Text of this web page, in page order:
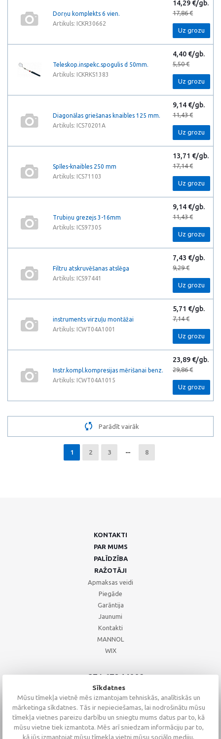
Dorņu komplekts 6 vien.
Artikuls: ICKR30662
14,29 €/gb.
17,86 €
Uz grozu
Teleskop.inspekc.spogulis d 50mm.
Artikuls: ICKRKS1383
4,40 €/gb.
5,50 €
Uz grozu
Diagonālas griešanas knaibles 125 mm.
Artikuls: ICS70201A
9,14 €/gb.
11,43 €
Uz grozu
Spīles-knaibles 250 mm
Artikuls: ICS71103
13,71 €/gb.
17,14 €
Uz grozu
Trubiņu grezejs 3-16mm
Artikuls: ICS97305
9,14 €/gb.
11,43 €
Uz grozu
Filtru atskruvēšanas atslēga
Artikuls: ICS97441
7,43 €/gb.
9,29 €
Uz grozu
instruments virzuļu montāžai
Artikuls: ICWT04A1001
5,71 €/gb.
7,14 €
Uz grozu
Instr.kompl.kompresijas mērišanai benz.
Artikuls: ICWT04A1015
23,89 €/gb.
29,86 €
Uz grozu
Parādīt vairāk
1 2 3 8
KONTAKTI
PAR MUMS
PALĪDZĪBA
RAŽOTĀJI
Apmaksas veidi
Piegāde
Garāntija
Jaunumi
Kontakti
MANNOL
WIX
+371 67244008
+371 67271055
+371 26002793
Sīkdatnes
Mūsu tīmekļa vietnē mēs izmantojam tehniskās, analītiskās un
mārketinga sīkdatnes. Tās ir nepieciešamas, lai nodrošinātu mūsu
tīmekļa vietnes pareizu darbību un sniegtu mums datus par to, kā
mūsu vietne tiek izmantota. Mēs arī sniedzam informāciju par to,
kā jūs izmantojat mūsu tīmekļa vietni mūsu sociālo mediju,